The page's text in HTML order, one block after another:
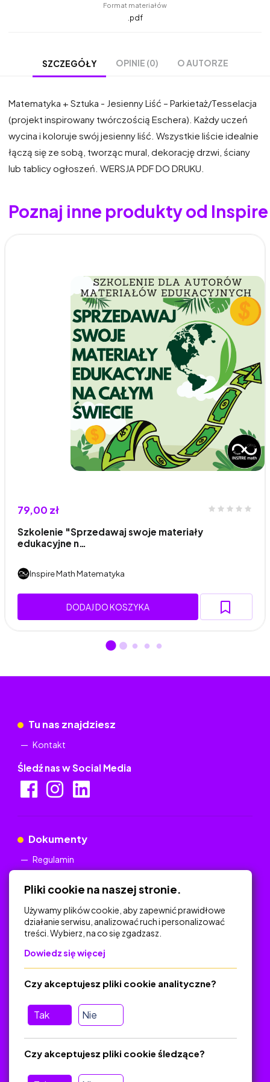
Format materiałów
.pdf
SZCZEGÓŁY OPINIE (0) O AUTORZE
Matematyka + Sztuka - Jesienny Liść – Parkietaż/Tesselacja
(projekt inspirowany twórczością Eschera). Każdy uczeń
wycina i koloruje swój jesienny liść. Wszystkie liście idealnie
łączą się ze sobą, tworząc mural, dekorację drzwi, ściany
lub tablicy ogłoszeń. WERSJA PDF DO DRUKU.
Poznaj inne produkty od
79,00 zł
Szkolenie "Sprzedawaj swoje materiały
edukacyjne n…
Inspire Math Matematyka
DODAJ DO KOSZYKA
Tu nas znajdziesz
Kontakt
Śledź nas w Social Media
Dokumenty
Regulamin
Na skróty
Polityka Prywatności
Regulamin
O platformie
Baza materiałów dydaktycznych
Jak zostać autorem
FAQ
Pliki cookie na naszej stronie.
Używamy plików cookie, aby zapewnić prawidłowe
działanie serwisu, analizować ruch i personalizować
treści. Wybierz, na co się zgadzasz.
Dowiedz się więcej
Tak Nie
Czy akceptujesz pliki cookie analityczne?
Czy akceptujesz pliki cookie śledzące?